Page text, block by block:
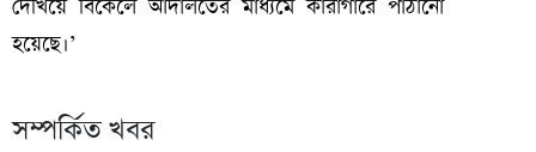
দেখিয়ে বিকেলে আদালতের মাধ্যমে কারাগারে পাঠানো
হয়েছে।’
সম্পর্কিত খবর